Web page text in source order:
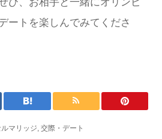
ートを楽しんでみてくださ
マリッジ, 交際・デート